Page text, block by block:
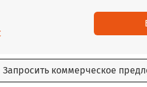
Запросить коммерческое